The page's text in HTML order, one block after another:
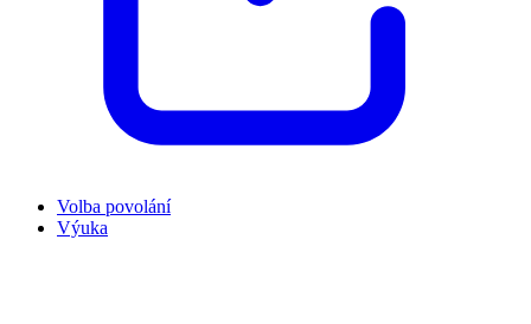
Volba povolání
Výuka